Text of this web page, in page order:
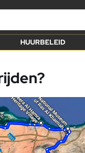
HUURBELEID